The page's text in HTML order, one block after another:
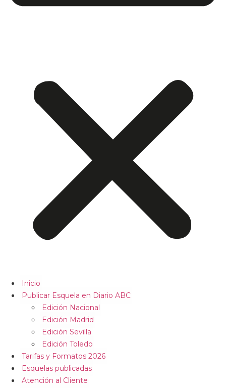
Inicio
Publicar Esquela en Diario ABC
Edición Nacional
Edición Madrid
Edición Sevilla
Edición Toledo
Tarifas y Formatos 2026
Esquelas publicadas
Atención al Cliente